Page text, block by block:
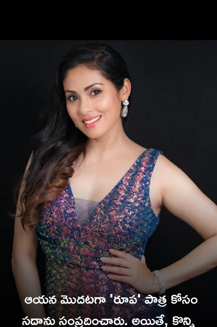
ఆయన మొదటగా 'రూప' పాత్ర కోసం
సదాను సంప్రదించారు. అయితే, కొన్ని